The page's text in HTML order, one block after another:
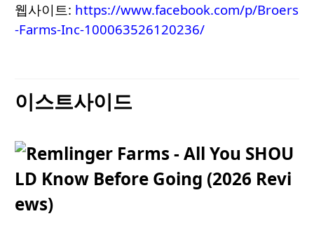
웹사이트: https://www.facebook.com/p/Broers
-Farms-Inc-100063526120236/
이스트사이드